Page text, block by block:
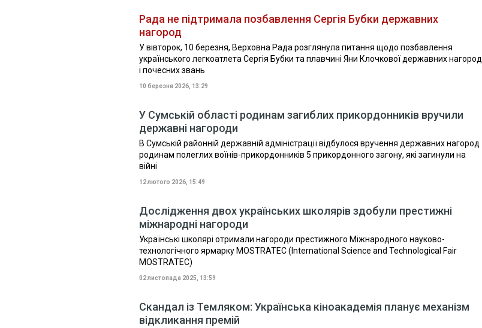
Рада не підтримала позбавлення Сергія Бубки державних
нагород
У вівторок, 10 березня, Верховна Рада розглянула питання щодо позбавлення
українського легкоатлета Сергія Бубки та плавчині Яни Клочкової державних нагород
і почесних звань
10 березня 2026, 13:29
У Сумській області родинам загиблих прикордонників вручили
державні нагороди
В Сумській районній державній адміністрації відбулося вручення державних нагород
родинам полеглих воїнів-прикордонників 5 прикордонного загону, які загинули на
війні
12 лютого 2026, 15:49
Дослідження двох українських школярів здобули престижні
міжнародні нагороди
Українські школярі отримали нагороди престижного Міжнародного науково-
технологічного ярмарку MOSTRATEC (International Science and Technological Fair
MOSTRATEC)
02 листопада 2025, 13:59
Скандал із Темляком: Українська кіноакадемія планує механізм
відкликання премій